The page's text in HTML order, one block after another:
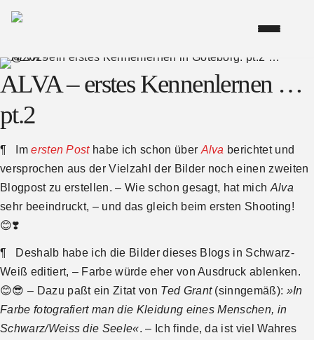
ALVA – erstes Kennenlernen …
pt.2
¶ Imersten Posthabe ich schon über Alva berichtet und
versprochen aus der Vielzahl der Bilder noch einen zweiten
Blogpost zu erstellen. – Wie schon gesagt, hat mich Alva
sehr beeindruckt, – und das gleich beim ersten Shooting!
😊❣️
¶ Deshalb habe ich die Bilder dieses Blogs in Schwarz-
Weiß editiert, – Farbe würde eher von Ausdruck ablenken.
😊😎 – Dazu paßt ein Zitat von Ted Grant(sinngemäß): »In
Farbe fotografiert man die Kleidung eines Menschen, in
Schwarz/Weiss die Seele«. – Ich finde, da ist viel Wahres